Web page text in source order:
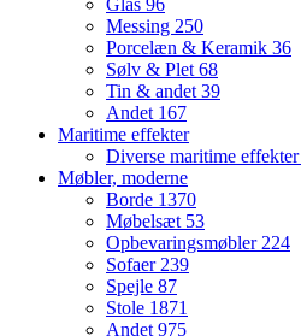
Glas 96
Messing 250
Porcelæn & Keramik 36
Sølv & Plet68
Tin & andet39
Andet 167
Maritime effekter
Diverse maritime effekter
Møbler, moderne
Borde 1370
Møbelsæt 53
Opbevaringsmøbler224
Sofaer239
Spejle 87
Stole 1871
Andet975